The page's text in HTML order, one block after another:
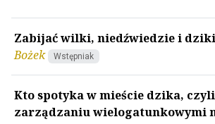
Zabijać wilki, niedźwiedzie i dziki
Bożek
Wstępniak
Kto spotyka w mieście dzika,
zarządzaniu wielogatunkowymi